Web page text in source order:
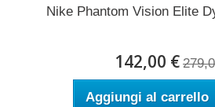
Nike Phantom Vision Elite
142,00 €
Aggiungi al carrello